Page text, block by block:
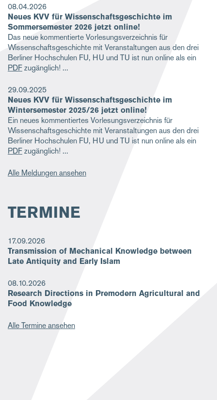
t
i
o
n
08.04.2026
Neues KVV für Wissenschaftsgeschichte im
Sommersemester 2026 jetzt online!
Das neue kommentierte Vorlesungsverzeichnis für
Wissenschaftsgeschichte mit Veranstaltungen aus den drei
Berliner Hochschulen FU, HU und TU ist nun online als ein
PDFzugänglich!
29.09.2025
Neues KVV für Wissenschaftsgeschichte im
Wintersemester 2025/26 jetzt online!
Ein neues kommentiertes Vorlesungsverzeichnis für
Wissenschaftsgeschichte mit Veranstaltungen aus den drei
Berliner Hochschulen FU, HU und TU ist nun online als ein
PDFzugänglich!
Alle Meldungen ansehen
TERMINE
17.09.2026
Transmission of Mechanical Knowledge between
Late Antiquity and Early Islam
08.10.2026
Research Directions in Premodern Agricultural and
Food Knowledge
Alle Termine ansehen